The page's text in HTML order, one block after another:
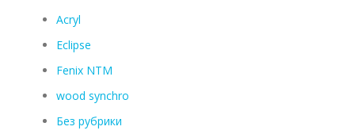
Acryl
Eclipse
Fenix ​​NTM
wood synchro
Без рубрики